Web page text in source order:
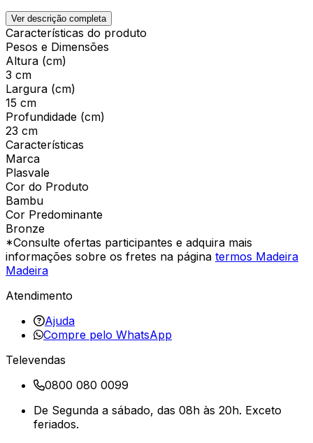
Ver descrição completa
Características do produto
Pesos e Dimensões
Altura (cm)
3 cm
Largura (cm)
15 cm
Profundidade (cm)
23 cm
Características
Marca
Plasvale
Cor do Produto
Bambu
Cor Predominante
Bronze
*Consulte ofertas participantes e adquira mais
informações sobre os fretes na página termos Madeira
Madeira
Atendimento
Ajuda
Compre pelo WhatsApp
Televendas
0800 080 0099
De Segunda a sábado, das 08h às 20h. Exceto
feriados.